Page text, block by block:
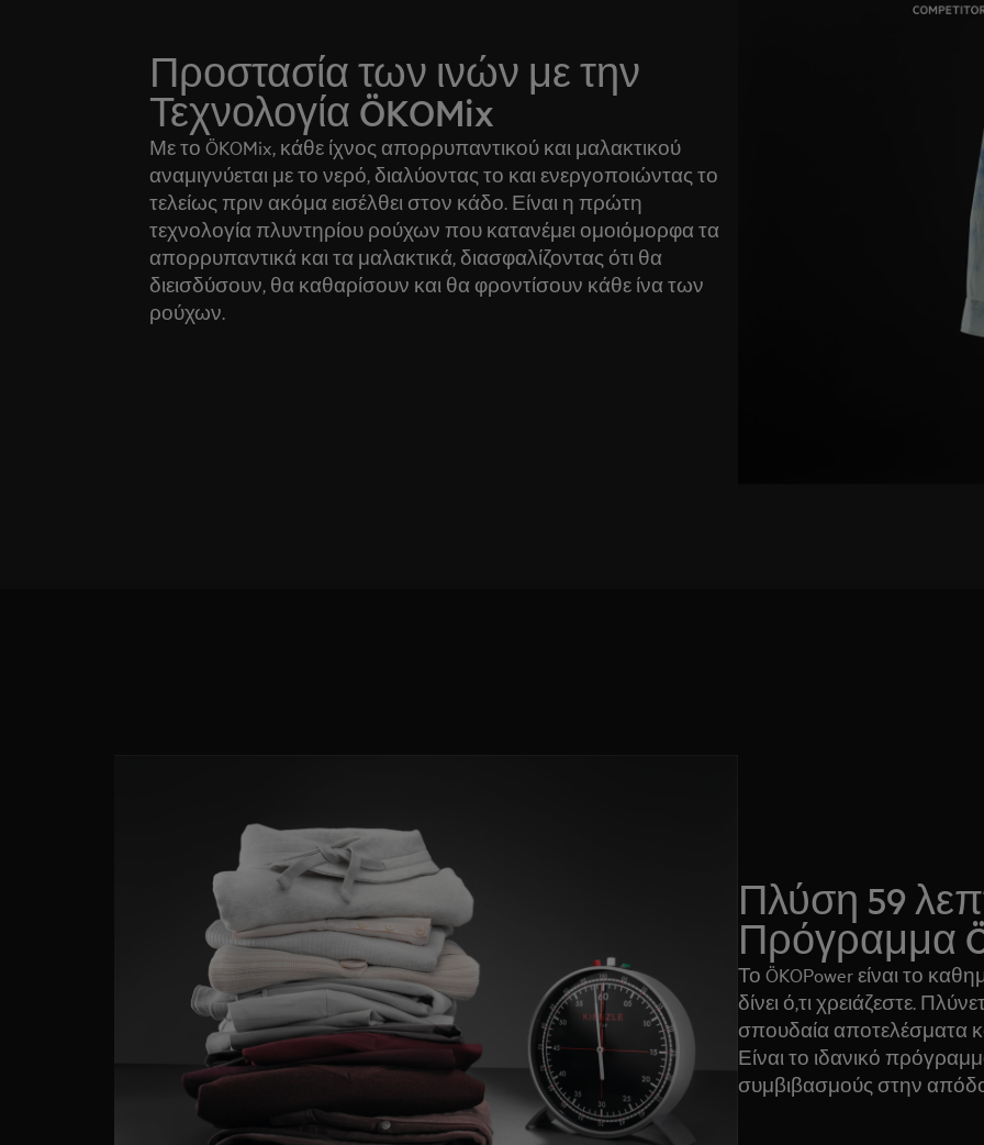
Προστασία των ινών με την
Τεχνολογία ÖKOMix
Με το ÖKOMix, κάθε ίχνος απορρυπαντικού και μαλακτικού
αναμιγνύεται με το νερό, διαλύοντας το και ενεργοποιώντας το
τελείως πριν ακόμα εισέλθει στον κάδο. Είναι η πρώτη
τεχνολογία πλυντηρίου ρούχων που κατανέμει ομοιόμορφα τα
απορρυπαντικά και τα μαλακτικά, διασφαλίζοντας ότι θα
διεισδύσουν, θα καθαρίσουν και θα φροντίσουν κάθε ίνα των
ρούχων.
Πλύση 59
Πρόγραμμα
Το ÖKOPower είναι το
δίνει ό,τι χρειάζεστε.
σπουδαία αποτελέσματα
Είναι το ιδανικό
συμβιβασμούς στην